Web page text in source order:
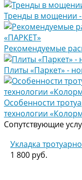
Тренды в мощении
Рекомендуемые
Плиты «Паркет» -
Особенности
технологии
Сопутствующие
Укладка
1 800 руб.